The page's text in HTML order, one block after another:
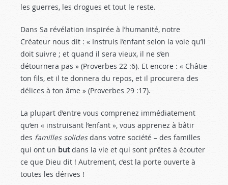
les guerres, les drogues et tout le reste.
Dans Sa révélation inspirée à l’humanité, notre
Créateur nous dit : « Instruis l’enfant selon la voie qu’il
doit suivre ; et quand il sera vieux, il ne s’en
détournera pas » (Proverbes 22 :6). Et encore : « Châtie
ton fils, et il te donnera du repos, et il procurera des
délices à ton âme » (Proverbes 29 :17).
La plupart d’entre vous comprenez immédiatement
qu’en « instruisant l’enfant », vous apprenez à bâtir
des familles solidesdans votre société – des familles
qui ont un butdans la vie et qui sont prêtes à écouter
ce que Dieu dit ! Autrement, c’est la porte ouverte à
toutes les dérives !